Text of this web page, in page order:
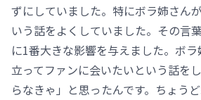
ずにしていました。特にボラ姉さん
いう話をよくしていました。その言
に1番大きな影響を与えました。ボ
立ってファンに会いたいという話を
らなきゃ」と思ったんです。ちょう